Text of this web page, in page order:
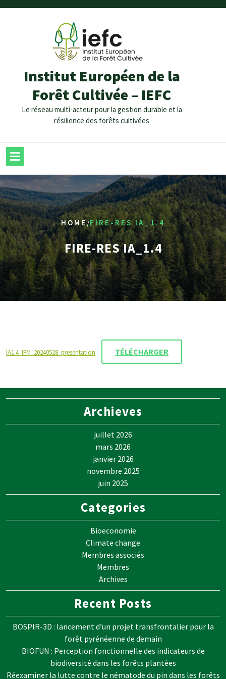
Institut Européen de la
Forêt Cultivée – IEFC
Le réseau multi-acteur pour la gestion durable et la
résilience des forêts cultivées
HOME/FIRE-RES IA_1.4
FIRE-RES IA_1.4
IA1.4_IFM_20240528_presentation TÉLÉCHARGER
Archieves
juillet 2026
mars 2026
janvier 2026
novembre 2025
juin 2025
Categories
Bioeconomie
Climate change
Membres associés
Membres
Archives
Recent Posts
BOSPIR-3D : lancement d’un projet transfrontalier pour la
forêt pyrénéenne de demain
BIOFUN : Perception fonctionnelle des indicateurs de
biodiversité dans les forêts plantées
Réexaminer la lutte contre le nématode du pin dans les forêts